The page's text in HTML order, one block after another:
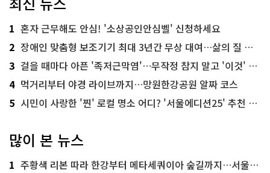
1 혼자 근무해도 안심! '소상공인안심벨' 신청하세요
2 장애인 맞춤형 보조기기 최대 3년간 무상 대여…삶의 질 높인다
3 걸을 때마다 아픈 '족저근막염'…무작정 참지 말고 '이것' 해보세요!
4 먹거리부터 야경 라이브까지…망원한강공원 알짜 코스
5 시민이 사랑한 '찐' 로컬 명소 어디? '서울에디션25' 추천 코스
많이 본 뉴스
1 주황색 리본 따라 한강부터 메타세쿼이아 숲길까지…서울둘레길 15코스